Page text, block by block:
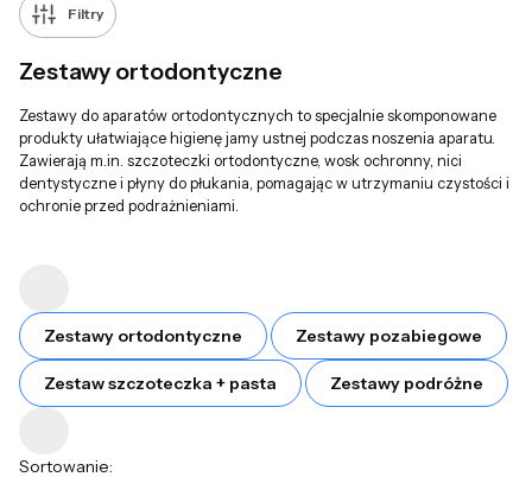
Filtry
Zestawy ortodontyczne
Zestawy do aparatów ortodontycznych to specjalnie skomponowane
produkty ułatwiające higienę jamy ustnej podczas noszenia aparatu.
Zawierają m.in. szczoteczki ortodontyczne, wosk ochronny, nici
dentystyczne i płyny do płukania, pomagając w utrzymaniu czystości i
ochronie przed podrażnieniami.
Zestawy ortodontyczne Zestawy pozabiegowe
Zestaw szczoteczka + pasta Zestawy podróżne
Lista produktów
Sortowanie: